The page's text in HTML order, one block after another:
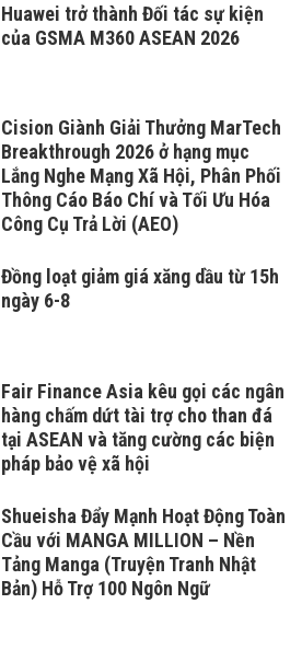
Huawei trở thành Đối tác sự kiện
của GSMA M360 ASEAN 2026
Cision Giành Giải Thưởng MarTech
Breakthrough 2026 ở hạng mục
Lắng Nghe Mạng Xã Hội, Phân Phối
Thông Cáo Báo Chí và Tối Ưu Hóa
Công Cụ Trả Lời (AEO)
Đồng loạt giảm giá xăng dầu từ 15h
ngày 6-8
Fair Finance Asia kêu gọi các ngân
hàng chấm dứt tài trợ cho than đá
tại ASEAN và tăng cường các biện
pháp bảo vệ xã hội
Shueisha Đẩy Mạnh Hoạt Động Toàn
Cầu với MANGA MILLION – Nền
Tảng Manga (Truyện Tranh Nhật
Bản) Hỗ Trợ 100 Ngôn Ngữ